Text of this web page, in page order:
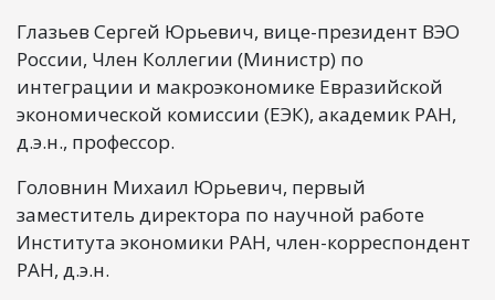
Глазьев Сергей Юрьевич, вице-президент ВЭО
России, Член Коллегии (Министр) по
интеграции и макроэкономике Евразийской
экономической комиссии (ЕЭК), академик РАН,
д.э.н., профессор.
Головнин Михаил Юрьевич, первый
заместитель директора по научной работе
Института экономики РАН, член-корреспондент
РАН, д.э.н.